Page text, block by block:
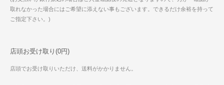
取れなかった場合にはご希望に添えない事もございます。できるだけ余裕を持って
ご指定下さい。)
店頭お受け取り(0円)
店頭でお受け取りいただけ、送料がかかりません。